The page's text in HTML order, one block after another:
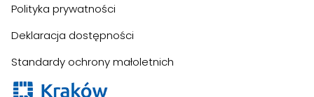
Polityka prywatności
Deklaracja dostępności
Standardy ochrony małoletnich